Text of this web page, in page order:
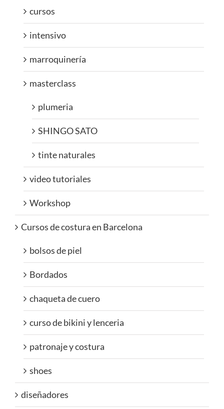
cursos
intensivo
marroquinería
masterclass
plumeria
SHINGO SATO
tinte naturales
video tutoriales
Workshop
Cursos de costura en Barcelona
bolsos de piel
Bordados
chaqueta de cuero
curso de bikini y lenceria
patronaje y costura
shoes
diseñadores